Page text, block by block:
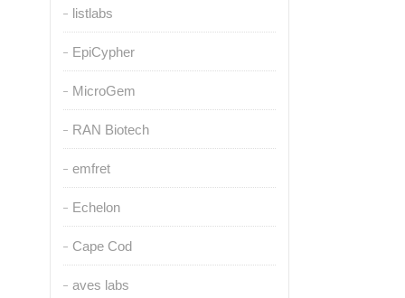
listlabs
EpiCypher
MicroGem
RAN Biotech
emfret
Echelon
Cape Cod
aves labs